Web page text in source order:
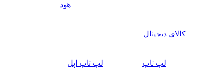
هود
کالای دیجیتال
لپ تاپ لپ تاپ اپل